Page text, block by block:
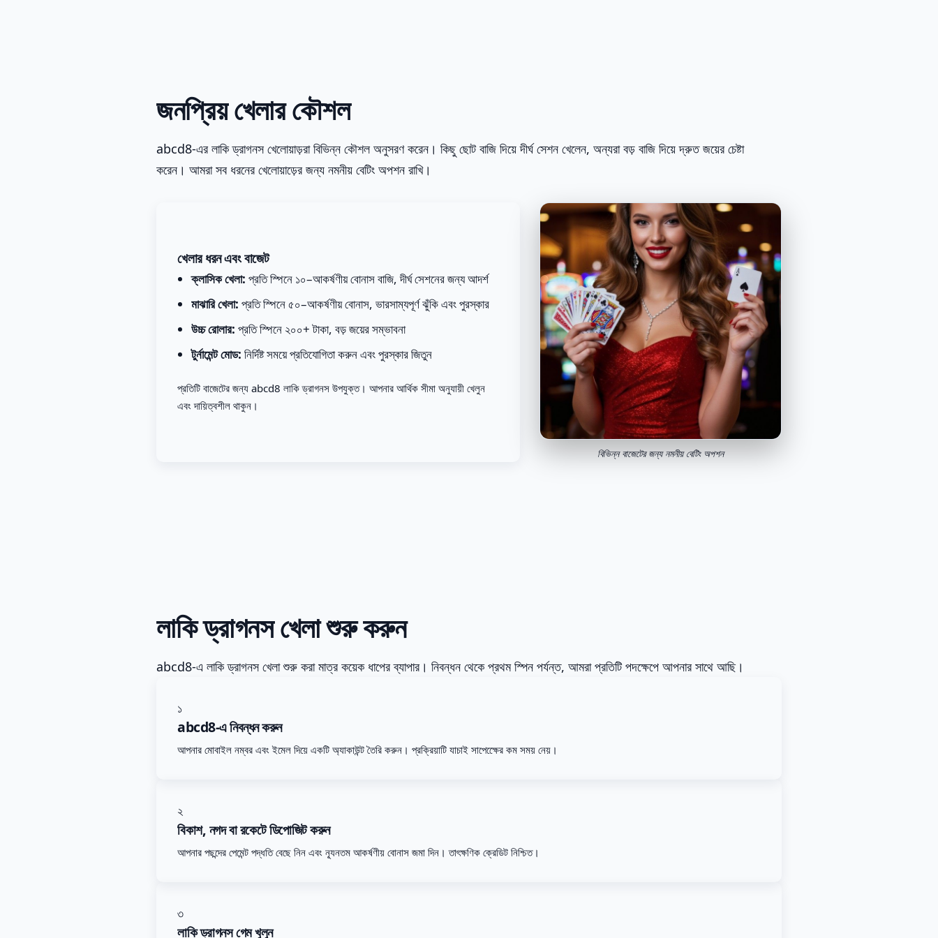
জনপ্রিয় খেলার কৌশল
abcd8-এর লাকি ড্রাগনস খেলোয়াড়রা বিভিন্ন কৌশল অনুসরণ করেন। কিছু ছোট বাজি দিয়ে দীর্ঘ সেশন খেলেন, অন্যরা বড় বাজি দিয়ে দ্রুত জয়ের চেষ্টা
করেন। আমরা সব ধরনের খেলোয়াড়ের জন্য নমনীয় বেটিং অপশন রাখি।
খেলার ধরন এবং বাজেট
ক্লাসিক খেলা: প্রতি স্পিনে ১০–আকর্ষণীয় বোনাস বাজি, দীর্ঘ সেশনের জন্য আদর্শ
মাঝারি খেলা: প্রতি স্পিনে ৫০–আকর্ষণীয় বোনাস, ভারসাম্যপূর্ণ ঝুঁকি এবং পুরস্কার
উচ্চ রোলার: প্রতি স্পিনে ২০০+ টাকা, বড় জয়ের সম্ভাবনা
টুর্নামেন্ট মোড: নির্দিষ্ট সময়ে প্রতিযোগিতা করুন এবং পুরস্কার জিতুন
প্রতিটি বাজেটের জন্য abcd8 লাকি ড্রাগনস উপযুক্ত। আপনার আর্থিক সীমা অনুযায়ী খেলুন
এবং দায়িত্বশীল থাকুন।
বিভিন্ন বাজেটের জন্য নমনীয় বেটিং অপশন
লাকি ড্রাগনস খেলা শুরু করুন
abcd8-এ লাকি ড্রাগনস খেলা শুরু করা মাত্র কয়েক ধাপের ব্যাপার। নিবন্ধন থেকে প্রথম স্পিন পর্যন্ত, আমরা প্রতিটি পদক্ষেপে আপনার সাথে আছি।
১
abcd8-এ নিবন্ধন করুন
আপনার মোবাইল নম্বর এবং ইমেল দিয়ে একটি অ্যাকাউন্ট তৈরি করুন। প্রক্রিয়াটি যাচাই সাপেক্ষেের কম সময় নেয়।
২
বিকাশ, নগদ বা রকেটে ডিপোজিট করুন
আপনার পছন্দের পেমেন্ট পদ্ধতি বেছে নিন এবং ন্যূনতম আকর্ষণীয় বোনাস জমা দিন। তাৎক্ষণিক ক্রেডিট নিশ্চিত।
৩
লাকি ড্রাগনস গেম খুলুন